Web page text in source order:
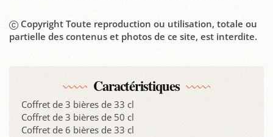
Copyright Toute reproduction ou utilisation, totale ou
partielle des contenus et photos de ce site, est interdite.
Caractéristiques
Coffret de 3 bières de 33 cl
Coffret de 3 bières de 50 cl
Coffret de 6 bières de 33 cl